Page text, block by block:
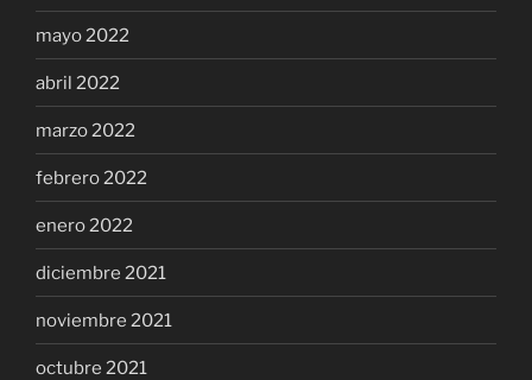
mayo 2022
abril 2022
marzo 2022
febrero 2022
enero 2022
diciembre 2021
noviembre 2021
octubre 2021